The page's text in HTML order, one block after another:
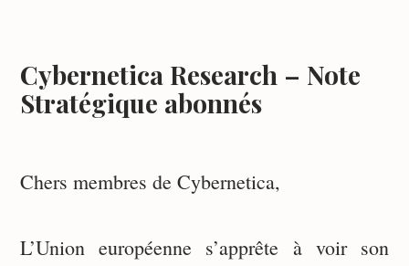
Cybernetica Research – Note
Stratégique abonnés
Chers membres de Cybernetica,
L’Union européenne s’apprête à voir son